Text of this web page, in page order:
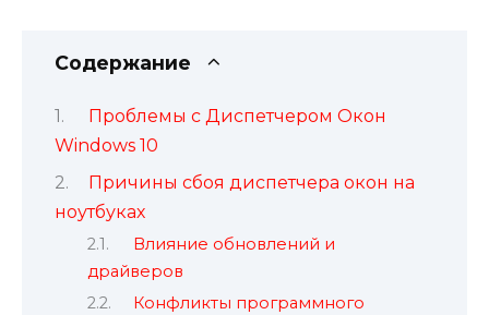
Содержание
Проблемы с Диспетчером Окон
Windows 10
Причины сбоя диспетчера окон на
ноутбуках
Влияние обновлений и
драйверов
Конфликты программного